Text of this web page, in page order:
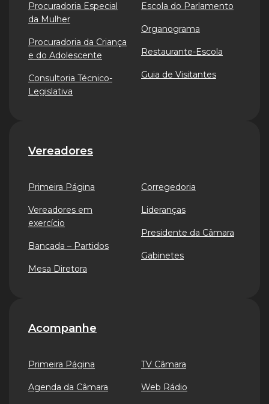
Procuradoria Especial
da Mulher
Procuradoria da Criança
e do Adolescente
Consultoria Técnico-
Legislativa
Escola do Parlamento
Organograma
Restaurante-Escola
Guia de Visitantes
Vereadores
Primeira Página
Vereadores em
exercício
Bancada – Partidos
Mesa Diretora
Corregedoria
Lideranças
Presidente da Câmara
Gabinetes
Acompanhe
Primeira Página
Agenda da Câmara
TV Câmara
Web Rádio